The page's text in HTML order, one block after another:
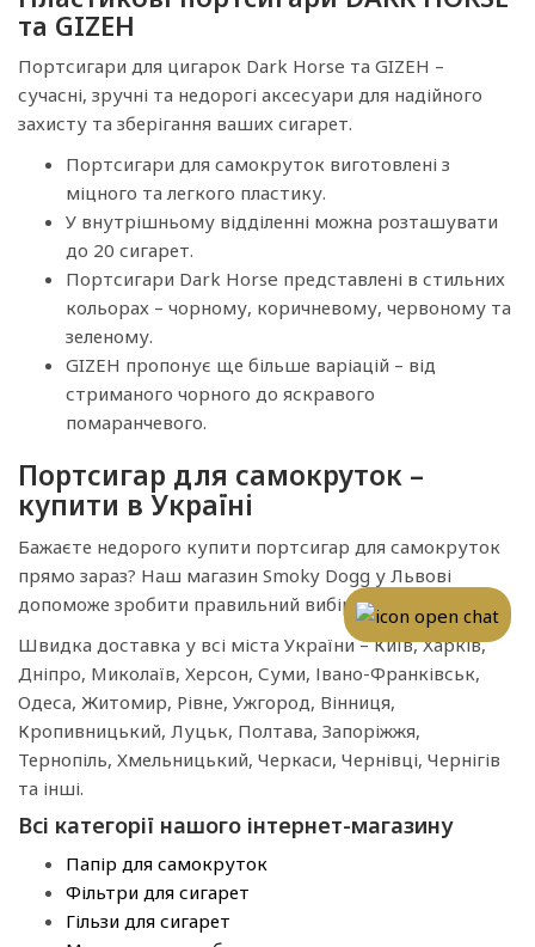
та GIZEH
Портсигари для цигарок Dark Horse та GIZEH –
сучасні, зручні та недорогі аксесуари для надійного
захисту та зберігання ваших сигарет.
Портсигари для самокруток виготовлені з
міцного та легкого пластику.
У внутрішньому відділенні можна розташувати
до 20 сигарет.
Портсигари Dark Horse представлені в стильних
кольорах – чорному, коричневому, червоному та
зеленому.
GIZEH пропонує ще більше варіацій – від
стриманого чорного до яскравого
помаранчевого.
Портсигар для самокруток –
купити в Україні
Бажаєте недорого купити портсигар для самокруток
прямо зараз? Наш магазин Smoky Dogg у Львові
допоможе зробити правильний вибір.
Швидка доставка у всі міста України – Київ, Харків,
Дніпро, Миколаїв, Херсон, Суми, Івано-Франківськ,
Одеса, Житомир, Рівне, Ужгород, Вінниця,
Кропивницький, Луцьк, Полтава, Запоріжжя,
Тернопіль, Хмельницький, Черкаси, Чернівці, Чернігів
та інші.
Всі категорії нашого інтернет-магазину
Папір для самокруток
Фільтри для сигарет
Гільзи для сигарет